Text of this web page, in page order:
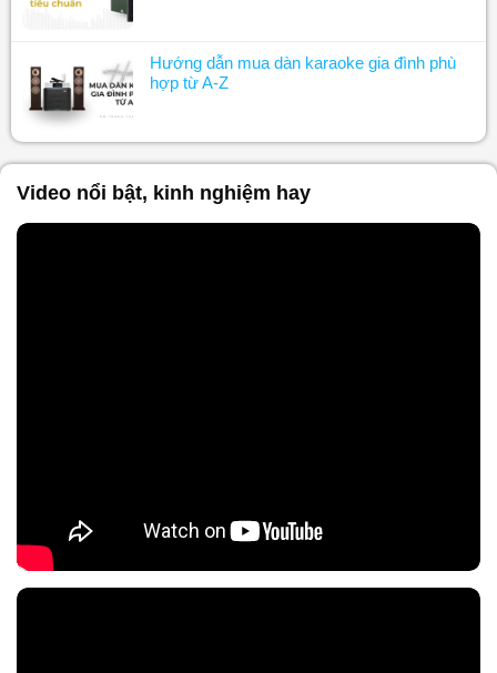
Hướng dẫn mua dàn karaoke gia đình phù
hợp từ A-Z
Video nổi bật, kinh nghiệm hay